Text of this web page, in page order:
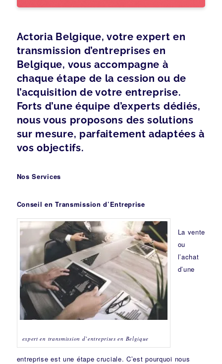
Actoria Belgique, votre expert en
transmission d’entreprises en
Belgique, vous accompagne à
chaque étape de la cession ou de
l’acquisition de votre entreprise.
Forts d’une équipe d’experts dédiés,
nous vous proposons des solutions
sur mesure, parfaitement adaptées à
vos objectifs.
Nos Services
Conseil en Transmission d’Entreprise
expert en transmission d’entreprises en Belgique
La vente
ou
l’achat
d’une
entreprise est une étape cruciale. C’est pourquoi nous